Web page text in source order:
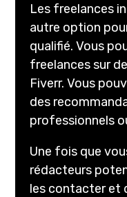
Les freelances
autre option
qualifié. Vous
freelances sur
Fiverr. Vous
des
professionnels
Une fois que
rédacteurs
les contacter et